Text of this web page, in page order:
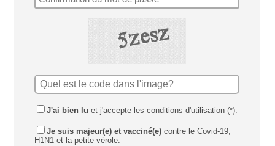
J'ai bien lu et j'accepte les conditions d'utilisation (*).
Je suis majeur(e) et vacciné(e)contre le Covid-19,
H1N1 et la petite vérole.